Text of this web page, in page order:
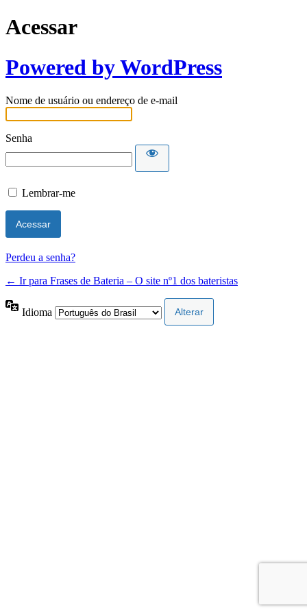
Acessar
Powered by WordPress
Nome de usuário ou endereço de e-mail
Senha
Lembrar-me
Perdeu a senha?
← Ir para Frases de Bateria – O site nº1 dos bateristas
Idioma